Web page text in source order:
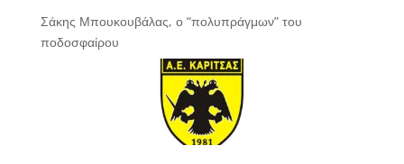
Σάκης Μπουκουβάλας, ο “πολυπράγμων” του
ποδοσφαίρου